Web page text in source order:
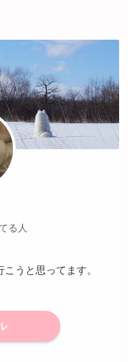
る人
うと思ってます。